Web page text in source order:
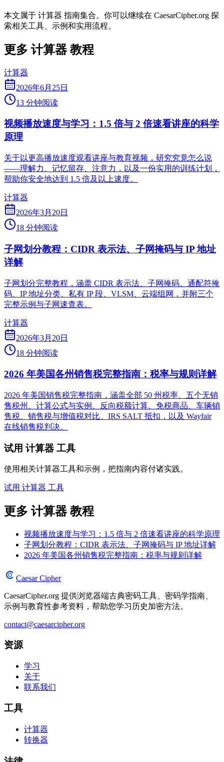
本文属于 计算器 指南集合。你可以继续在 CaesarCipher.org 探
索相关工具、示例和实用流程。
更多 计算器 教程
计算器
2026年6月25日
13 分钟阅读
视频播放速度与学习：1.5 倍与 2 倍速看讲座的科学
原理
关于以更高播放速度观看讲座与教育视频，研究究竟怎么说
——理解力、记忆留存、注意力，以及一份实用的训练计划，
帮助你安全地达到 1.5 倍及以上速度。
计算器
2026年3月20日
18 分钟阅读
子网划分教程：CIDR 表示法、子网掩码与 IP 地址
详解
子网划分完整教程，涵盖 CIDR 表示法、子网掩码、通配符掩
码、IP 地址分类、私有 IP 段、VLSM、云端组网，并附三个
完整示例与子网速查表。
计算器
2026年3月20日
18 分钟阅读
2026 年美国各州销售税完整指南：税率与规则详解
2026 年美国销售税完整指南，涵盖全部 50 州税率、五个无销
售税州、计算公式与实例、反向税额计算、免税商品、车辆销
售税、销售税与增值税对比、IRS SALT 抵扣，以及 Wayfair
在线销售税判决。
试用 计算器 工具
使用相关计算器工具和示例，把指南内容付诸实践。
试用 计算器 工具
更多 计算器 教程
视频播放速度与学习：1.5 倍与 2 倍速看讲座的科学原理
子网划分教程：CIDR 表示法、子网掩码与 IP 地址详解
2026 年美国各州销售税完整指南：税率与规则详解
Caesar Cipher
CaesarCipher.org 提供浏览器端古典密码工具、密码学指南、
示例与教育性参考资料，帮助您学习历史加密方法。
contact@caesarcipher.org
资源
学习
关于
联系我们
工具
计算器
转换器